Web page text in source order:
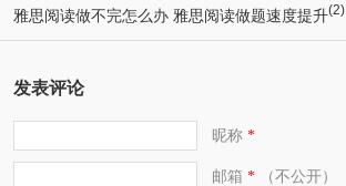
雅思阅读做不完怎么办 雅思阅读做题速度提升(2)
发表评论
昵称*
邮箱 *（不公开）